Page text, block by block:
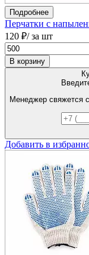
Подробнее
Перчатки с
120 ₽/ за шт
В корзину
Менеджер свяжется
Добавить в